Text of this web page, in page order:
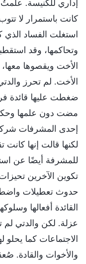
إداري للكنيسة.
كانت باستمرار لا
استغلت الفساد الذي
وتحاكمها، وقد
الأخت ويقصوها
الأخت. لم تحرز
ضغطت عليها قائدة
مضت دون علمها
إحدى المشرفات
لكنها قالت إنها كانت
للمشرفة أيضًا عن
تكوين الآخرين
حدوث تعطيلات
القائدة أفعالها
عزلة. لكن والدتي
الاجتماعات كما يحلو
والأخوات والقادة.